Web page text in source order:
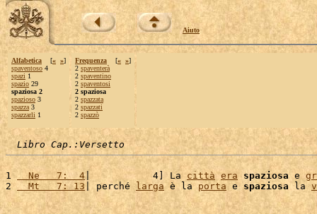
Aiuto
Alfabetica [« »]
spaventoso 4
spazi 1
spazio 29
spaziosa 2
spazioso 3
spazza 3
spazzarli 1
Frequenza [« »]
2 spaventerà
2 spaventino
2 spaventosi
2 spaziosa
2 spazzata
2 spazzati
2 spazzò
Libro Cap.:Versetto
1
  Ne   7:  4
|           4] La città era spaziosa e
2
  Mt   7: 13
| perché larga è la porta e spaziosa la